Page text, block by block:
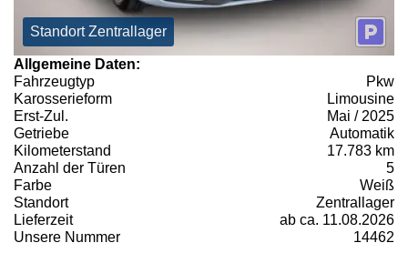
Standort Zentrallager
Allgemeine Daten:
Fahrzeugtyp
Pkw
Karosserieform
Limousine
Erst-Zul.
Mai / 2025
Getriebe
Automatik
Kilometerstand
17.783 km
Anzahl der Türen
5
Farbe
Weiß
Standort
Zentrallager
Lieferzeit
ab ca. 11.08.2026
Unsere Nummer
14462